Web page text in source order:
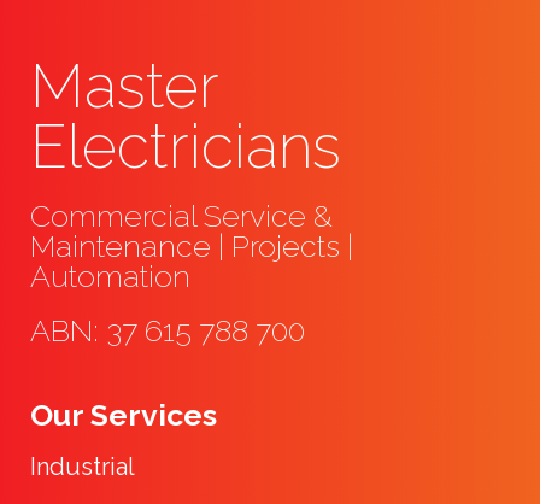
Master
Electricians
Commercial Service &
Maintenance | Projects |
Automation
ABN: 37 615 788 700
Our Services
Industrial